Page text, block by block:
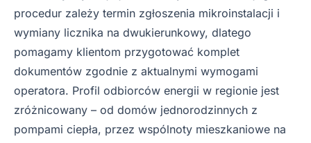
procedur zależy termin zgłoszenia mikroinstalacji i
wymiany licznika na dwukierunkowy, dlatego
pomagamy klientom przygotować komplet
dokumentów zgodnie z aktualnymi wymogami
operatora. Profil odbiorców energii w regionie jest
zróżnicowany – od domów jednorodzinnych z
pompami ciepła, przez wspólnoty mieszkaniowe na